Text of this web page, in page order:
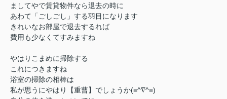
ましてやで賃貸物件なら退去の時に
あわて「ごしごし」する羽目になります
きれいなお部屋で退去するれば
費用も少なくてすみますね
やはりこまめに掃除する
これにつきますね
浴室の掃除の相棒は
私が思うにやはり【重曹】でしょうか(≡^∇^≡)